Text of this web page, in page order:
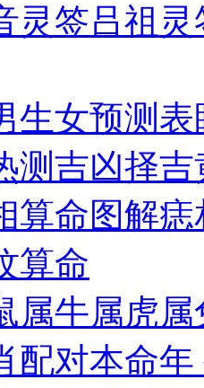
灵签吕祖灵
生女预测表
测吉凶择吉
算命图解痣
算命
属牛属虎
配对本命年